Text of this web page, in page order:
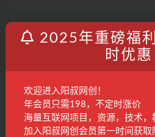
2025年重磅福
时优惠
欢迎进入阳叔网创！
年会员只需198，不定时涨价
海量互联网项目，资源，技术，
加入阳叔网创会员第一时间获取